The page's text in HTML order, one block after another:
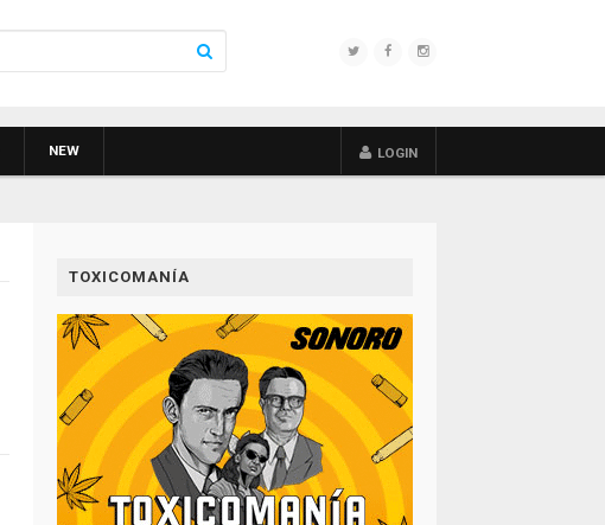
NEW LOGIN
TOXICOMANÍA